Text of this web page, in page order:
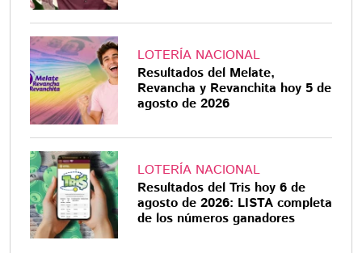
LOTERÍA NACIONAL
Resultados del Melate,
Revancha y Revanchita hoy 5 de
agosto de 2026
LOTERÍA NACIONAL
Resultados del Tris hoy 6 de
agosto de 2026: LISTA completa
de los números ganadores